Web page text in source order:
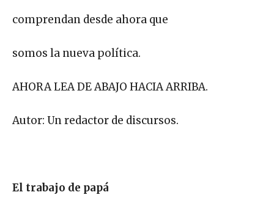
comprendan desde ahora que
somos la nueva política.
AHORA LEA DE ABAJO HACIA ARRIBA.
Autor: Un redactor de discursos.
El trabajo de papá